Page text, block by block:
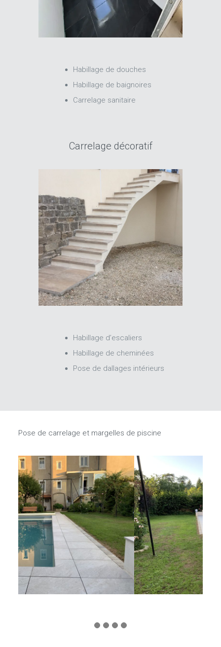
Habillage de douches
Habillage de baignoires
Carrelage sanitaire
Carrelage décoratif
Habillage d’escaliers
Habillage de cheminées
Pose de dallages intérieurs
Pose de carrelage et margelles de piscine